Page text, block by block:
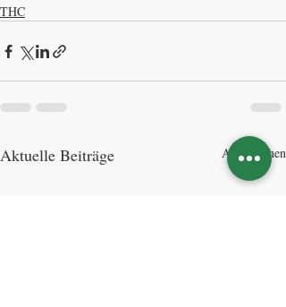
THC
Aktuelle Beiträge Alle ansehen